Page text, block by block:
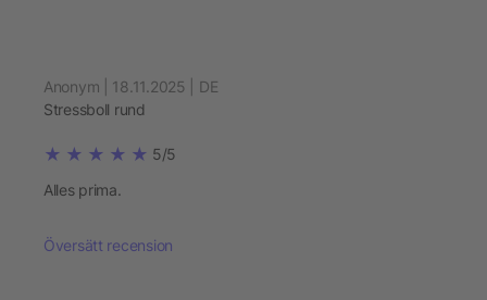
Anonym | 18.11.2025 | DE
Stressboll rund
5/5
Alles prima.
Översätt recension